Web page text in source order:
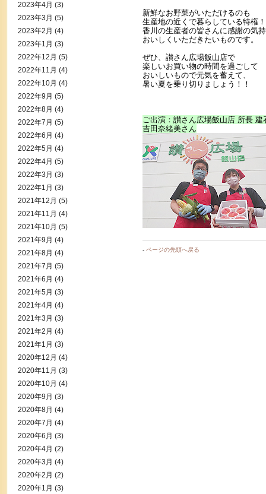
新鮮なお野菜がいただけるのも
生産地の近くで暮らしている特権
香川の生産者の皆さんに感謝の気
おいしくいただきたいものです。
ぜひ、讃さん広場飯山店で
楽しいお買い物の時間を過ごして
おいしいもので元気を蓄えて、
暑い夏を乗り切りましょう！！
ご出演：讃さん広場飯山店 所長 建
吉田奈緒美さん
- ページの先頭へ戻る
2023年4月 (3)
2023年3月 (5)
2023年2月 (4)
2023年1月 (3)
2022年12月 (5)
2022年11月 (4)
2022年10月 (4)
2022年9月 (5)
2022年8月 (4)
2022年7月 (5)
2022年6月 (4)
2022年5月 (4)
2022年4月 (5)
2022年3月 (3)
2022年1月 (3)
2021年12月 (5)
2021年11月 (4)
2021年10月 (5)
2021年9月 (4)
2021年8月 (4)
2021年7月 (5)
2021年6月 (4)
2021年5月 (3)
2021年4月 (4)
2021年3月 (3)
2021年2月 (4)
2021年1月 (3)
2020年12月 (4)
2020年11月 (3)
2020年10月 (4)
2020年9月 (3)
2020年8月 (4)
2020年7月 (4)
2020年6月 (3)
2020年4月 (2)
2020年3月 (4)
2020年2月 (2)
2020年1月 (3)